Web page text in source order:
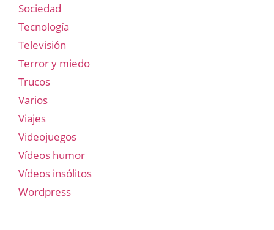
Sociedad
Tecnología
Televisión
Terror y miedo
Trucos
Varios
Viajes
Videojuegos
Vídeos humor
Vídeos insólitos
Wordpress